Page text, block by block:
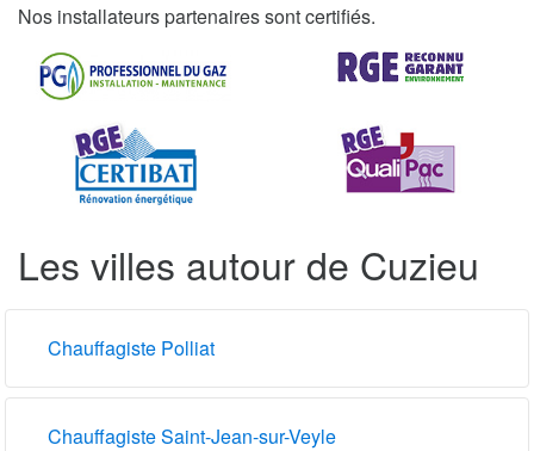
Nos installateurs partenaires sont certifiés.
Les villes autour de Cuzieu
Chauffagiste Polliat
Chauffagiste Saint-Jean-sur-Veyle